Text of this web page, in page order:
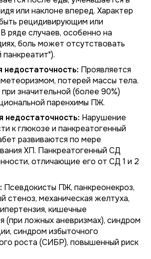
или наклоне вперед. Характер
рецидивирующим или
ряде случаев, особенно на
боль может отсутствовать
недостаточность: Проявляется
потерей массы тела.
значительной (более 90%)
паренхимы ПЖ.
недостаточность: Нарушение
к глюкозе и панкреатогенный
развиваются по мере
ХП. Панкреатогенный СД
отличающие его от СД 1 и 2
Псевдокисты ПЖ, панкреонекроз,
стеноз, механическая желтуха,
кишечные
(при ложных аневризмах), синдром
синдром избыточного
роста (СИБР), повышенный риск